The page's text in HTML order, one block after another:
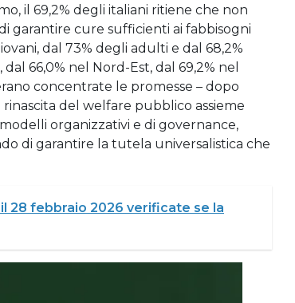
il 69,2% degli italiani ritiene che non
garantire cure sufficienti ai fabbisogni
dal 73% degli adulti e dal 68,2%
66,0% nel Nord-Est, dal 69,2% nel
concentrate le promesse – dopo
rinascita del welfare pubblico assieme
organizzativi e di governance,
di garantire la tutela universalistica che
28 febbraio 2026 verificate se la